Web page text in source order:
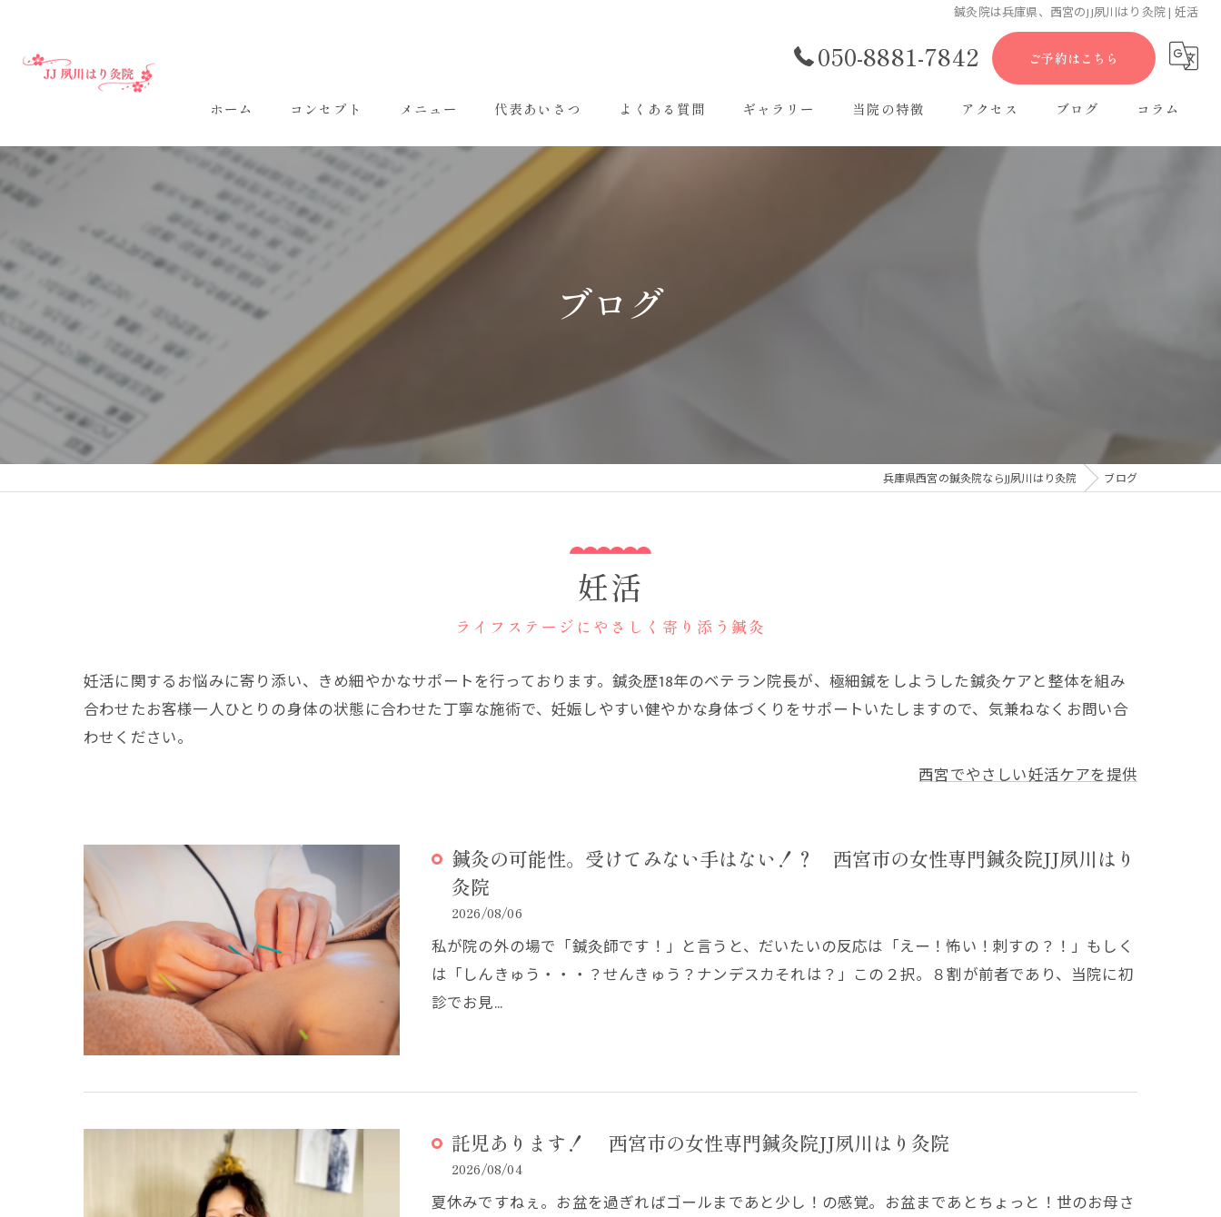
鍼灸院は兵庫県、西宮のJJ夙川はり灸院 | 妊活
050-8881-7842 ご予約はこちら
ホーム コンセプト メニュー 代表あいさつ よくある質問 ギャラリー 当院の特徴
腰痛
アクセス ブログ コラム
ブログ
兵庫県西宮の鍼灸院ならJJ夙川はり灸院 ブログ
妊活
ライフステージにやさしく寄り添う鍼灸
妊活に関するお悩みに寄り添い、きめ細やかなサポートを行っております。鍼灸歴18年のベテラン院長が、極細鍼をしようした鍼灸ケアと整体を組み
合わせたお客様一人ひとりの身体の状態に合わせた丁寧な施術で、妊娠しやすい健やかな身体づくりをサポートいたしますので、気兼ねなくお問い合
わせください。
西宮でやさしい妊活ケアを提供
鍼灸の可能性。受けてみない手はない！？ 西宮市の女性専門鍼灸院JJ夙川はり
灸院
2026/08/06
私が院の外の場で「鍼灸師です！」と言うと、だいたいの反応は「えー！怖い！刺すの？！」もしく
は「しんきゅう・・・？せんきゅう？ナンデスカそれは？」この２択。８割が前者であり、当院に初
診でお見…
託児あります！ 西宮市の女性専門鍼灸院JJ夙川はり灸院
2026/08/04
夏休みですねぇ。お盆を過ぎればゴールまであと少し！の感覚。お盆まであとちょっと！世のお母さ